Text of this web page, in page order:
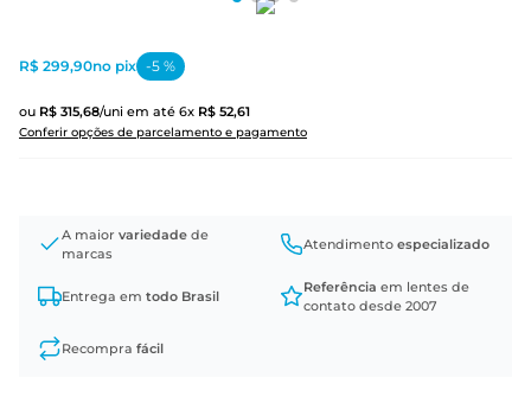
ou R$ 315,68/uni em até 6x R$ 52,61
Conferir opções de parcelamento e pagamento
R$ 299,90no pix -5 %
A maior variedade de
marcas
Atendimento especializado
Entrega em todo Brasil
Referência em lentes de
contato desde 2007
Recompra fácil